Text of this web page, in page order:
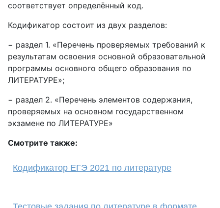
соответствует определённый код.
Кодификатор состоит из двух разделов:
− раздел 1. «Перечень проверяемых требований к
результатам освоения основной образовательной
программы основного общего образования по
ЛИТЕРАТУРЕ»;
− раздел 2. «Перечень элементов содержания,
проверяемых на основном государственном
экзамене по ЛИТЕРАТУРЕ»
Смотрите также:
Кодификатор ЕГЭ 2021 по литературе